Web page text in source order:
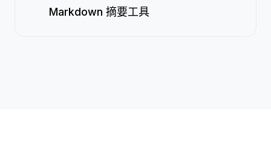
Markdown 摘要工具